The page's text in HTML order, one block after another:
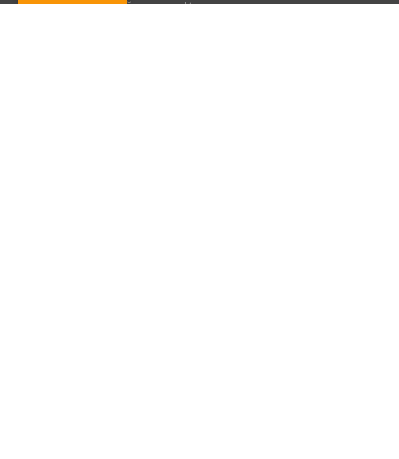
Езидский духовный совет в Курдистане: когда политика и